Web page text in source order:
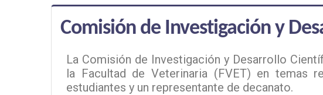
Comisión de Investigación y
La Comisión de Investigación y Desarrollo
la Facultad de Veterinaria (FVET) en temas
estudiantes y un representante de decanato.